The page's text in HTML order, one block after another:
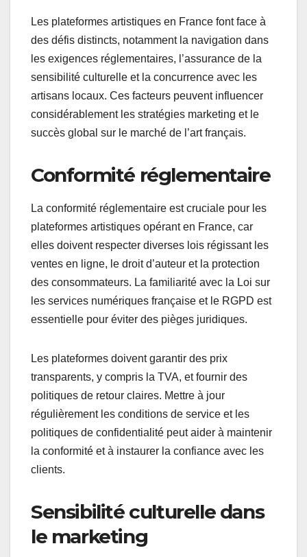
Les plateformes artistiques en France font face à
des défis distincts, notamment la navigation dans
les exigences réglementaires, l’assurance de la
sensibilité culturelle et la concurrence avec les
artisans locaux. Ces facteurs peuvent influencer
considérablement les stratégies marketing et le
succès global sur le marché de l’art français.
Conformité réglementaire
La conformité réglementaire est cruciale pour les
plateformes artistiques opérant en France, car
elles doivent respecter diverses lois régissant les
ventes en ligne, le droit d’auteur et la protection
des consommateurs. La familiarité avec la Loi sur
les services numériques française et le RGPD est
essentielle pour éviter des pièges juridiques.
Les plateformes doivent garantir des prix
transparents, y compris la TVA, et fournir des
politiques de retour claires. Mettre à jour
régulièrement les conditions de service et les
politiques de confidentialité peut aider à maintenir
la conformité et à instaurer la confiance avec les
clients.
Sensibilité culturelle dans
le marketing